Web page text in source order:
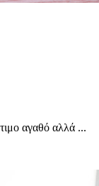
αγαθό αλλά ...